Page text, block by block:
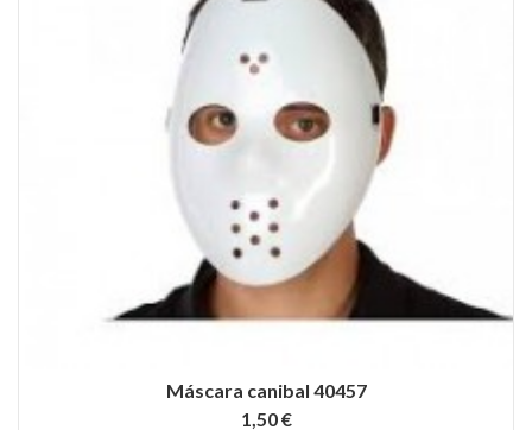
Máscara canibal 40457
1,50 €